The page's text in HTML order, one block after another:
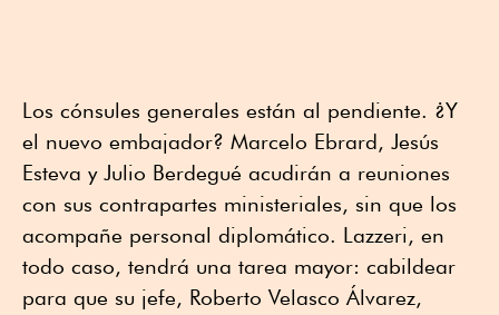
Los cónsules generales están al pendiente. ¿Y
el nuevo embajador? Marcelo Ebrard, Jesús
Esteva y Julio Berdegué acudirán a reuniones
con sus contrapartes ministeriales, sin que los
acompañe personal diplomático. Lazzeri, en
todo caso, tendrá una tarea mayor: cabildear
para que su jefe, Roberto Velasco Álvarez,